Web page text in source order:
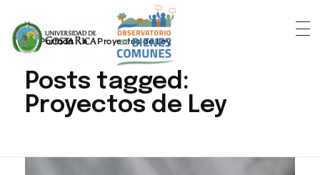
Portada » Proyectos de Ley
Posts tagged:
Proyectos de Ley